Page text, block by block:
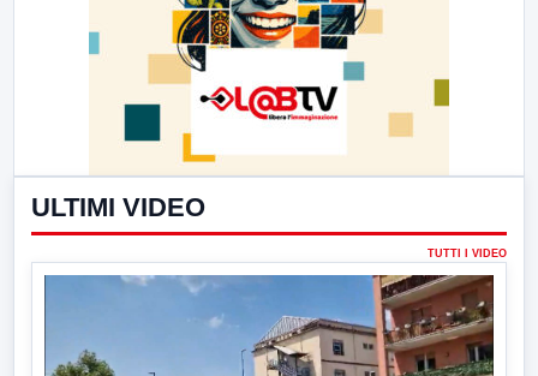
ULTIMI VIDEO
TUTTI I VIDEO